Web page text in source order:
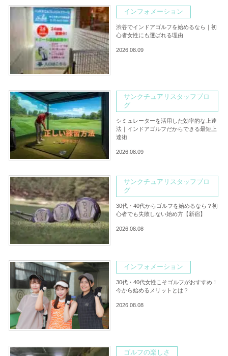
インフォメーション
渋谷でインドアゴルフを始めるなら｜初
心者女性にも選ばれる理由
2026.08.09
サンクチュアリスタッフブロ
グ
シミュレーターを活用した効率的な上達
法｜インドアゴルフだからできる最短上
達術
2026.08.09
サンクチュアリスタッフブロ
グ
30代・40代からゴルフを始めるなら？初
心者でも失敗しない始め方【新宿】
2026.08.08
インフォメーション
30代・40代女性こそゴルフがおすすめ！
今から始めるメリットとは？
2026.08.08
ゴルフの楽しさ